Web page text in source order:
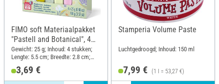
FIMO soft Materiaalpakket
"Pastell and Botanical", 4
kleuren, Spring Promo 1
Gewicht: 25 g; Inhoud: 4 stukken;
Lengte: 5.5 cm; Breedte: 2.8 cm;
3,69 €
Stamperia Volume Paste
Luchtgedroogd; Inhoud: 150 ml
7,99 € (1 l = 53,27 €)